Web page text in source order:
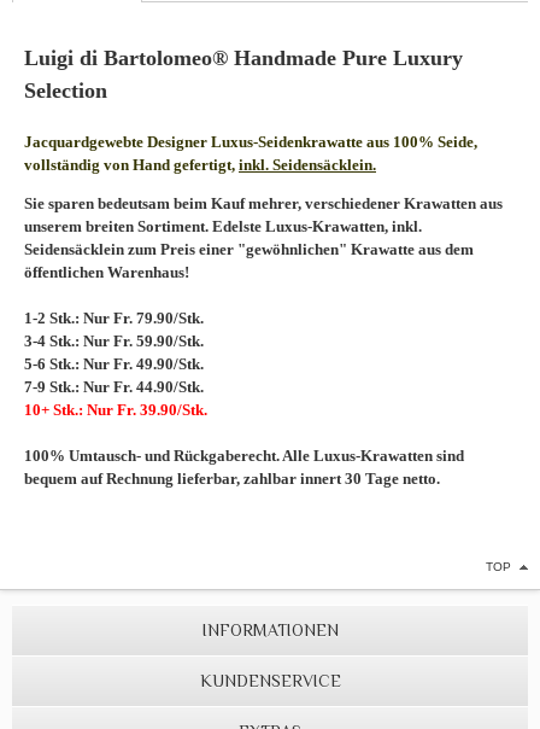
Luigi di Bartolomeo® Handmade Pure Luxury
Selection
Jacquardgewebte Designer Luxus-Seidenkrawatte aus 100% Seide,
vollständig von Hand gefertigt, inkl. Seidensäcklein.
Sie sparen bedeutsam beim Kauf mehrer, verschiedener Krawatten aus
unserem breiten Sortiment. Edelste Luxus-Krawatten, inkl.
Seidensäcklein zum Preis einer "gewöhnlichen" Krawatte aus dem
öffentlichen Warenhaus!
1-2 Stk.: Nur Fr. 79.90/Stk.
3-4 Stk.: Nur Fr. 59.90/Stk.
5-6 Stk.: Nur Fr. 49.90/Stk.
7-9 Stk.: Nur Fr. 44.90/Stk.
10+ Stk.: Nur Fr. 39.90/Stk.
100% Umtausch- und Rückgaberecht. Alle Luxus-Krawatten sind
bequem auf Rechnung lieferbar, zahlbar innert 30 Tage netto.
TOP
INFORMATIONEN
KUNDENSERVICE